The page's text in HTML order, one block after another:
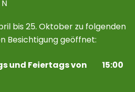
bis 25. Oktober zu folgenden
Besichtigung geöffnet:
und Feiertags von 15:00